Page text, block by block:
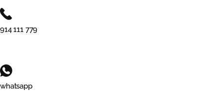
914 111 779
whatsapp